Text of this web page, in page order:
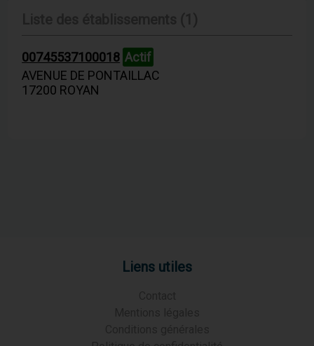
00745537100018 Actif
AVENUE DE PONTAILLAC
17200 ROYAN
Liens utiles